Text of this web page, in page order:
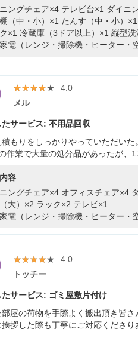
ングチェア×4 テレビ台×1 ダイニ
（中・小）×1 たんす（中・小）×1
×1 冷蔵庫（3ドア以上）×1 縦型洗
電（レンジ・掃除機・ヒーター・
★★★★★
★★★★★ 4.0
メル
たサービス: 不用品回収
もりをしっかりやっていただい
作業で大量の処分品があったが、
容
ングチェア×4 オフィスチェア×4
大）×2 ラック×2 テレビ×1
電（レンジ・掃除機・ヒーター・
★★★★★
★★★★★ 4.0
トッチー
サービス: ゴミ屋敷片付け
屋の荷物を手際よく搬出頂き皆
拶した際も丁寧にご対応くださり